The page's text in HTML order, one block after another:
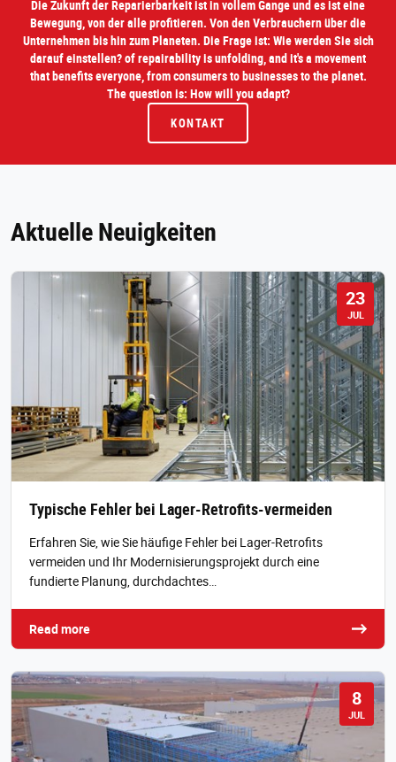
Die Zukunft der Reparierbarkeit ist in vollem Gange und es ist eine
Bewegung, von der alle profitieren. Von den Verbrauchern über die
Unternehmen bis hin zum Planeten. Die Frage ist: Wie werden Sie sich
darauf einstellen? of repairability is unfolding, and it's a movement
that benefits everyone, from consumers to businesses to the planet.
The question is: How will you adapt?
KONTAKT
Aktuelle Neuigkeiten
23
JUL
Typische Fehler bei Lager-Retrofits-vermeiden
Erfahren Sie, wie Sie häufige Fehler bei Lager-Retrofits
vermeiden und Ihr Modernisierungsprojekt durch eine
fundierte Planung, durchdachtes…
Read more
8
JUL